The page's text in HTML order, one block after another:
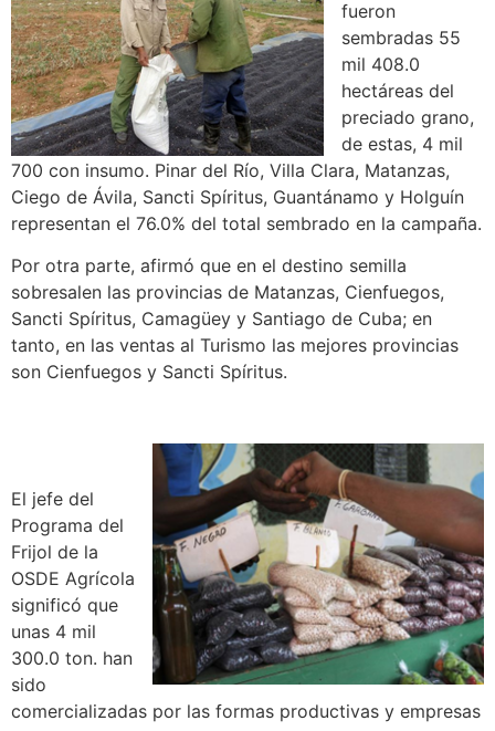
fueron
sembradas 55
mil 408.0
hectáreas del
preciado grano,
de estas, 4 mil
700 con insumo. Pinar del Río, Villa Clara, Matanzas,
Ciego de Ávila, Sancti Spíritus, Guantánamo y Holguín
representan el 76.0% del total sembrado en la campaña.
Por otra parte, afirmó que en el destino semilla
sobresalen las provincias de Matanzas, Cienfuegos,
Sancti Spíritus, Camagüey y Santiago de Cuba; en
tanto, en las ventas al Turismo las mejores provincias
son Cienfuegos y Sancti Spíritus.
El jefe del
Programa del
Frijol de la
OSDE Agrícola
significó que
unas 4 mil
300.0 ton. han
sido
comercializadas por las formas productivas y empresas